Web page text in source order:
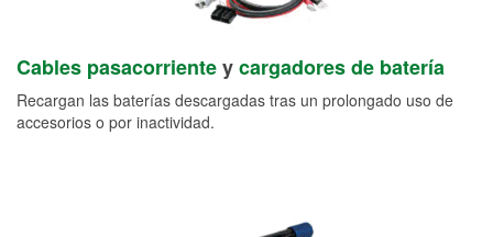
Cables pasacorrienteycargadores de batería
Recargan las baterías descargadas tras un prolongado uso de
accesorios o por inactividad.